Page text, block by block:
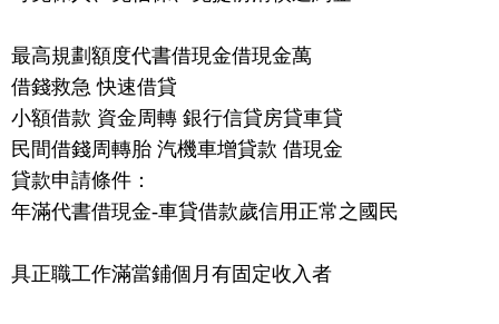
最高規劃額度代書借現金借現金萬
借錢救急 快速借貸
小額借款 資金周轉 銀行信貸房貸車貸
民間借錢周轉胎 汽機車增貸款 借現金
貸款申請條件：
年滿代書借現金-車貸借款歲信用正常之國民
具正職工作滿當鋪個月有固定收入者